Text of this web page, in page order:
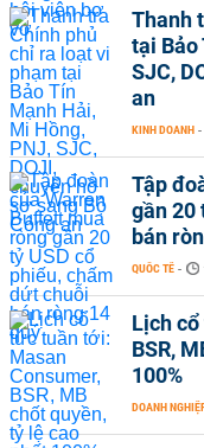
Thanh
tại Bảo
SJC,
an
KINH DOANH -
Tập
gần 20
bán
QUỐC TẾ -
Lịch
BSR,
100%
DOANH